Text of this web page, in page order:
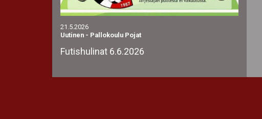
21.5.2026
Uutinen - Pallokoulu Pojat
Futishulinat 6.6.2026